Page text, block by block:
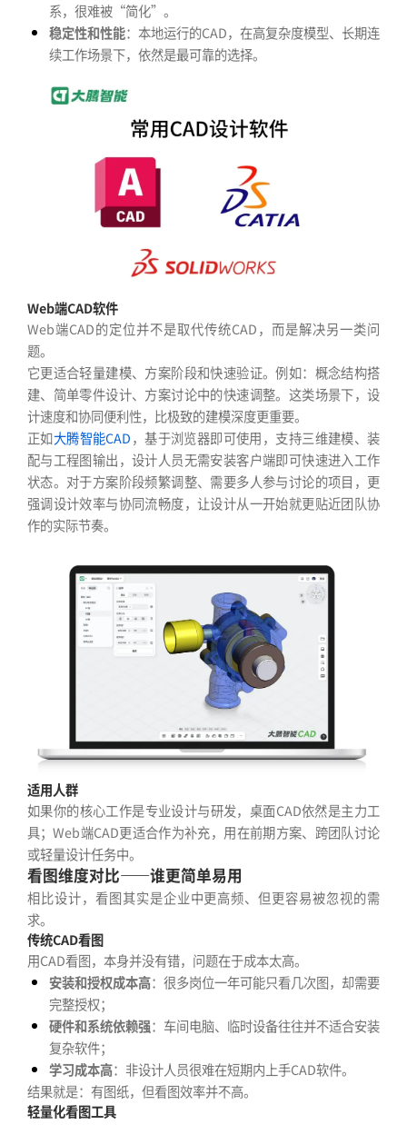
系，很难被“简化”。
稳定性和性能：本地运行的CAD，在高复杂度模型、长期连
续工作场景下，依然是最可靠的选择。
Web端CAD软件
Web端CAD的定位并不是取代传统CAD，而是解决另一类问
题。
它更适合轻量建模、方案阶段和快速验证。例如：概念结构搭
建、简单零件设计、方案讨论中的快速调整。这类场景下，设
计速度和协同便利性，比极致的建模深度更重要。
正如大腾智能CAD，基于浏览器即可使用，支持三维建模、装
配与工程图输出，设计人员无需安装客户端即可快速进入工作
状态。对于方案阶段频繁调整、需要多人参与讨论的项目，更
强调设计效率与协同流畅度，让设计从一开始就更贴近团队协
作的实际节奏。
适用人群
如果你的核心工作是专业设计与研发，桌面CAD依然是主力工
具；Web端CAD更适合作为补充，用在前期方案、跨团队讨论
或轻量设计任务中。
看图维度对比——谁更简单易用
相比设计，看图其实是企业中更高频、但更容易被忽视的需
求。
传统CAD看图
用CAD看图，本身并没有错，问题在于成本太高。
安装和授权成本高：很多岗位一年可能只看几次图，却需要
完整授权；
硬件和系统依赖强：车间电脑、临时设备往往并不适合安装
复杂软件；
学习成本高：非设计人员很难在短期内上手CAD软件。
结果就是：有图纸，但看图效率并不高。
轻量化看图工具